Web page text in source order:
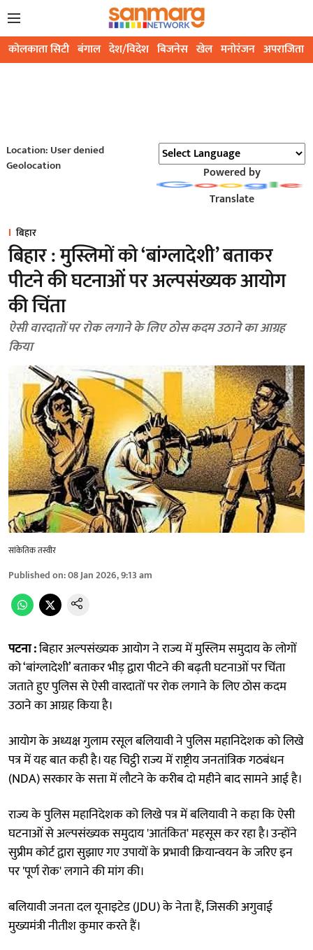
कोलकाता सिटी बंगाल देश/विदेश बिजनेस खेल मनोरंजन अपराजिता
Location: User denied
Geolocation
Powered by
Translate
बिहार
बिहार : मुस्लिमों को ‘बांग्लादेशी’ बताकर
पीटने की घटनाओं पर अल्पसंख्यक आयोग
की चिंता
ऐसी वारदातों पर रोक लगाने के लिए ठोस कदम उठाने का आग्रह
किया
सांकेतिक तस्वीर
Published on:08 Jan 2026, 9:13 am
पटना :बिहार अल्पसंख्यक आयोग ने राज्य में मुस्लिम समुदाय के लोगों
को ‘बांग्लादेशी’ बताकर भीड़ द्वारा पीटने की बढ़ती घटनाओं पर चिंता
जताते हुए पुलिस से ऐसी वारदातों पर रोक लगाने के लिए ठोस कदम
उठाने का आग्रह किया है।
आयोग के अध्यक्ष गुलाम रसूल बलियावी ने पुलिस महानिदेशक को लिखे
पत्र में यह बात कही है। यह चिट्ठी राज्य में राष्ट्रीय जनतांत्रिक गठबंधन
(NDA) सरकार के सत्ता में लौटने के करीब दो महीने बाद सामने आई है।
राज्य के पुलिस महानिदेशक को लिखे पत्र में बलियावी ने कहा कि ऐसी
घटनाओं से अल्पसंख्यक समुदाय 'आतंकित' महसूस कर रहा है। उन्होंने
सुप्रीम कोर्ट द्वारा सुझाए गए उपायों के प्रभावी क्रियान्वयन के जरिए इन
पर 'पूर्ण रोक' लगाने की मांग की।
बलियावी जनता दल यूनाइटेड (JDU) के नेता हैं, जिसकी अगुवाई
मुख्यमंत्री नीतीश कुमार करते हैं।